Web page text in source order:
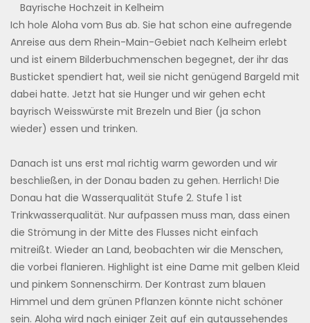
Bayrische Hochzeit in Kelheim
Ich hole Aloha vom Bus ab. Sie hat schon eine aufregende
Anreise aus dem Rhein-Main-Gebiet nach Kelheim erlebt
und ist einem Bilderbuchmenschen begegnet, der ihr das
Busticket spendiert hat, weil sie nicht genügend Bargeld mit
dabei hatte. Jetzt hat sie Hunger und wir gehen echt
bayrisch Weisswürste mit Brezeln und Bier (ja schon
wieder) essen und trinken.
Danach ist uns erst mal richtig warm geworden und wir
beschließen, in der Donau baden zu gehen. Herrlich! Die
Donau hat die Wasserqualität Stufe 2. Stufe 1 ist
Trinkwasserqualität. Nur aufpassen muss man, dass einen
die Strömung in der Mitte des Flusses nicht einfach
mitreißt. Wieder an Land, beobachten wir die Menschen,
die vorbei flanieren. Highlight ist eine Dame mit gelben Kleid
und pinkem Sonnenschirm. Der Kontrast zum blauen
Himmel und dem grünen Pflanzen könnte nicht schöner
sein. Aloha wird nach einiger Zeit auf ein gutaussehendes